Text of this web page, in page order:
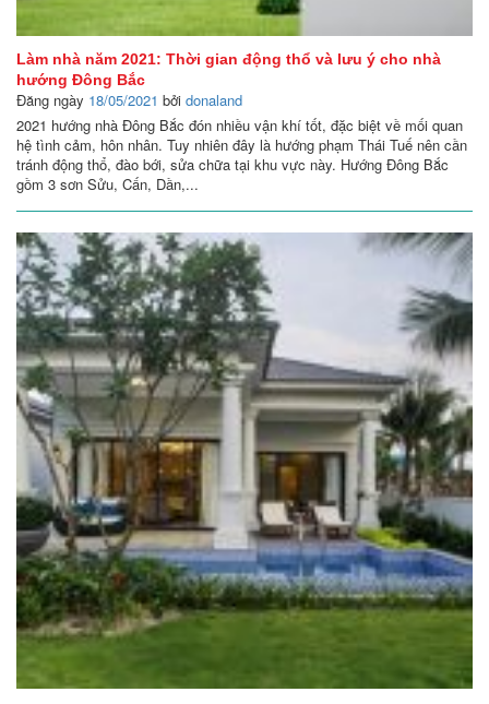
Làm nhà năm 2021: Thời gian động thổ và lưu ý cho nhà
hướng Đông Bắc
Đăng ngày 18/05/2021 bởi donaland
2021 hướng nhà Đông Bắc đón nhiều vận khí tốt, đặc biệt về mối quan
hệ tình cảm, hôn nhân. Tuy nhiên đây là hướng phạm Thái Tuế nên cần
tránh động thổ, đào bới, sửa chữa tại khu vực này. Hướng Đông Bắc
gồm 3 sơn Sửu, Cấn, Dần,...